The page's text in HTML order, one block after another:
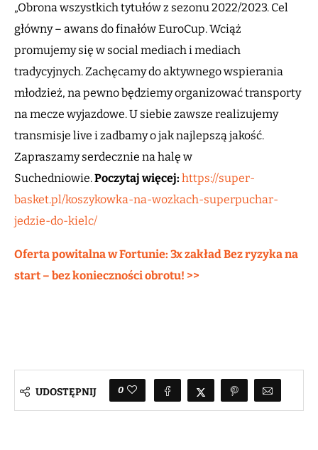
„Obrona wszystkich tytułów z sezonu 2022/2023. Cel
główny – awans do finałów EuroCup. Wciąż
promujemy się w social mediach i mediach
tradycyjnych. Zachęcamy do aktywnego wspierania
młodzież, na pewno będziemy organizować transporty
na mecze wyjazdowe. U siebie zawsze realizujemy
transmisje live i zadbamy o jak najlepszą jakość.
Zapraszamy serdecznie na halę w
Suchedniowie.Poczytaj więcej: https://super-
basket.pl/koszykowka-na-wozkach-superpuchar-
jedzie-do-kielc/
Oferta powitalna w Fortunie: 3x zakład Bez ryzyka na
start – bez konieczności obrotu! >>
UDOSTĘPNIJ 0